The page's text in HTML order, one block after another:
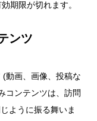
期限が切れます。
ンツ
動画、画像、投稿な
コンテンツは、訪問
ように振る舞いま